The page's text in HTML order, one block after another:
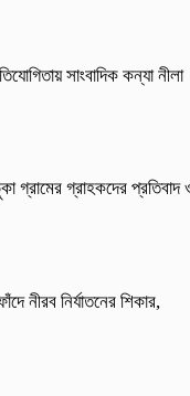
সাংবাদিক কন্যা নীলা
গ্রামের গ্রাহকদের প্রতিবাদ
নীরব নির্যাতনের শিকার,